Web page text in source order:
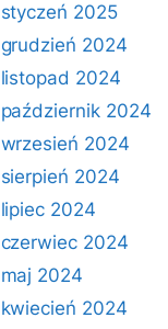
styczeń 2025
grudzień 2024
listopad 2024
październik 2024
wrzesień 2024
sierpień 2024
lipiec 2024
czerwiec 2024
maj 2024
kwiecień 2024